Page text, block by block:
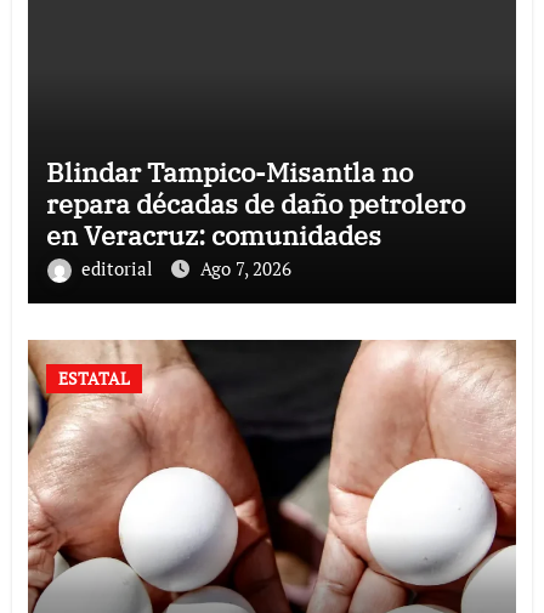
Blindar Tampico-Misantla no
repara décadas de daño petrolero
en Veracruz: comunidades
editorial Ago 7, 2026
ESTATAL